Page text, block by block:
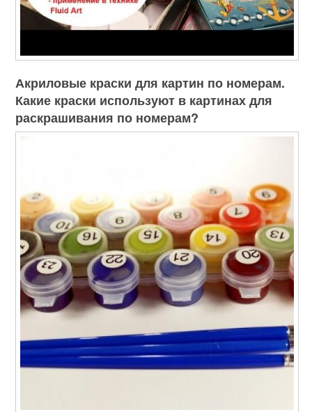
Акриловые краски для картин по номерам.
Какие краски используют в картинах для
раскрашивания по номерам?